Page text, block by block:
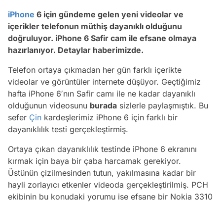
iPhone 6 için gündeme gelen yeni videolar ve
içerikler telefonun müthiş dayanıklı olduğunu
doğruluyor. iPhone 6 Safir cam ile efsane olmaya
hazırlanıyor. Detaylar haberimizde.
Telefon ortaya çıkmadan her gün farklı içerikte
videolar ve görüntüler internete düşüyor. Geçtiğimiz
hafta iPhone 6′nın Safir camı ile ne kadar dayanıklı
olduğunun videosunu burada sizlerle paylaşmıştık. Bu
sefer Çin kardeşlerimiz iPhone 6 için farklı bir
dayanıklılık testi gerçekleştirmiş.
Ortaya çıkan dayanıklılık testinde iPhone 6 ekranını
kırmak için baya bir çaba harcamak gerekiyor.
Üstünün çizilmesinden tutun, yakılmasına kadar bir
hayli zorlayıcı etkenler videoda gerçekleştirilmiş. PCH
ekibinin bu konudaki yorumu ise efsane bir Nokia 3310